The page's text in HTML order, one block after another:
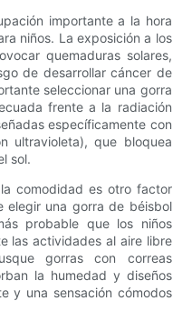
importante a la hora
niños. La exposición a los
quemaduras solares,
de desarrollar cáncer de
seleccionar una gorra
frente a la radiación
específicamente con
ultravioleta), que bloquea
sol.
comodidad es otro factor
elegir una gorra de béisbol
probable que los niños
las actividades al aire libre
gorras con correas
la humedad y diseños
y una sensación cómodos